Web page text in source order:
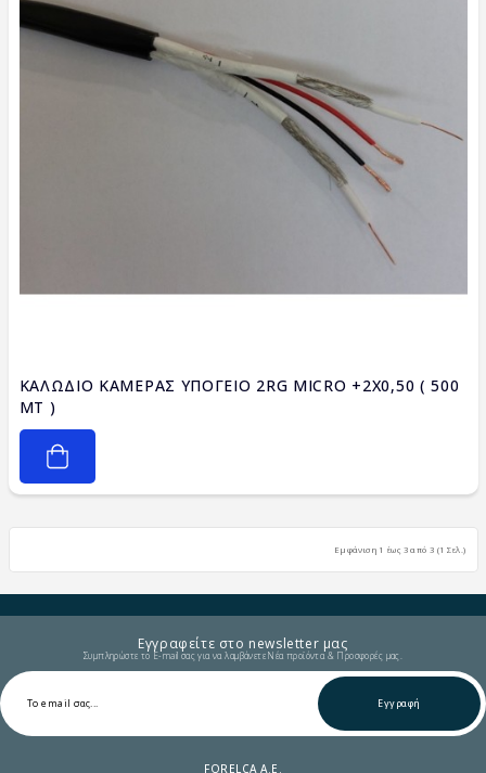
ΚΑΛΩΔΙΟ ΚΑΜΕΡΑΣ ΥΠΟΓΕΙΟ 2RG MICRO +2X0,50 ( 500
MT )
Εμφάνιση 1 έως 3 από 3 (1 Σελ.)
Εγγραφείτε στο newsletter μας
Συμπληρώστε το E-mail σας για να λαμβάνετε Νέα προϊόντα & Προσφορές μας.
Εγγραφή
FORELCA A.E.